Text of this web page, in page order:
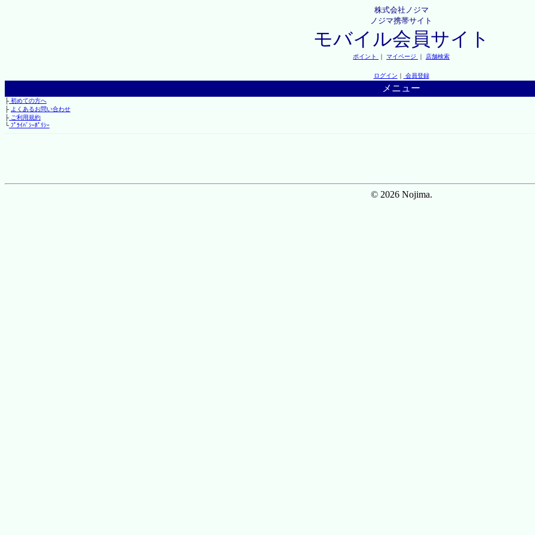
株式会社ノジマ
ノジマ携帯サイト
モバイル会員サイト
ポイント ｜ マイページ ｜ 店舗検索
ログイン ｜ 会員登録
メニュー
├初めての方へ
├ よくあるお問い合わせ
├ご利用規約
└ﾌﾟﾗｲﾊﾞｼｰﾎﾟﾘｼｰ
© 2026 Nojima.